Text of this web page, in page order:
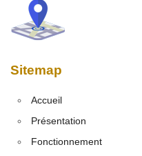
Sitemap
Accueil
Présentation
Fonctionnement